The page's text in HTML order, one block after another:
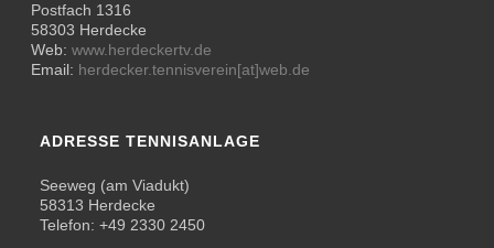
Postfach 1316
58303 Herdecke
Web:www.herdeckertv.de
Email: herdecker.tennisverein[at]web.de
ADRESSE TENNISANLAGE
Seeweg (am Viadukt)
58313 Herdecke
Telefon: +49 2330 2450